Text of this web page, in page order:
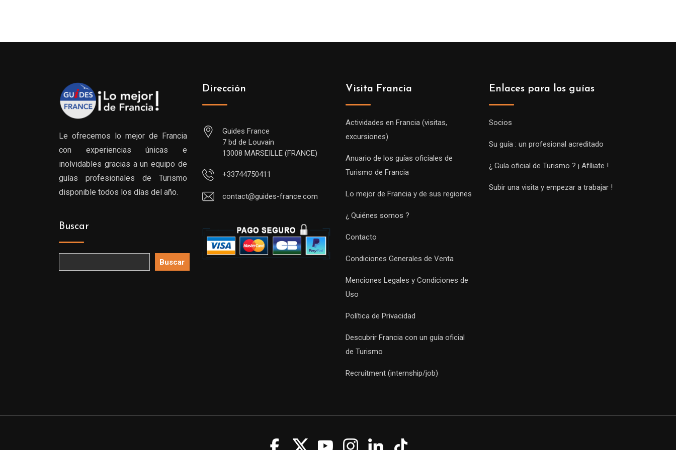
Le ofrecemos lo mejor de Francia
con experiencias únicas e
inolvidables gracias a un equipo de
guías profesionales de Turismo
disponible todos los días del año.
Buscar
Buscar
Dirección
Guides France
7 bd de Louvain
13008 MARSEILLE (FRANCE)
+33744750411
contact@guides-france.com
Visita Francia
Actividades en Francia (visitas,
excursiones)
Anuario de los guías oficiales de
Turismo de Francia
Lo mejor de Francia y de sus regiones
¿ Quiénes somos ?
Contacto
Condiciones Generales de Venta
Menciones Legales y Condiciones de
Uso
Política de Privacidad
Descubrir Francia con un guía oficial
de Turismo
Recruitment (internship/job)
Enlaces para los guías
Socios
Su guía : un profesional acreditado
¿ Guía oficial de Turismo ? ¡ Afíliate !
Subir una visita y empezar a trabajar !